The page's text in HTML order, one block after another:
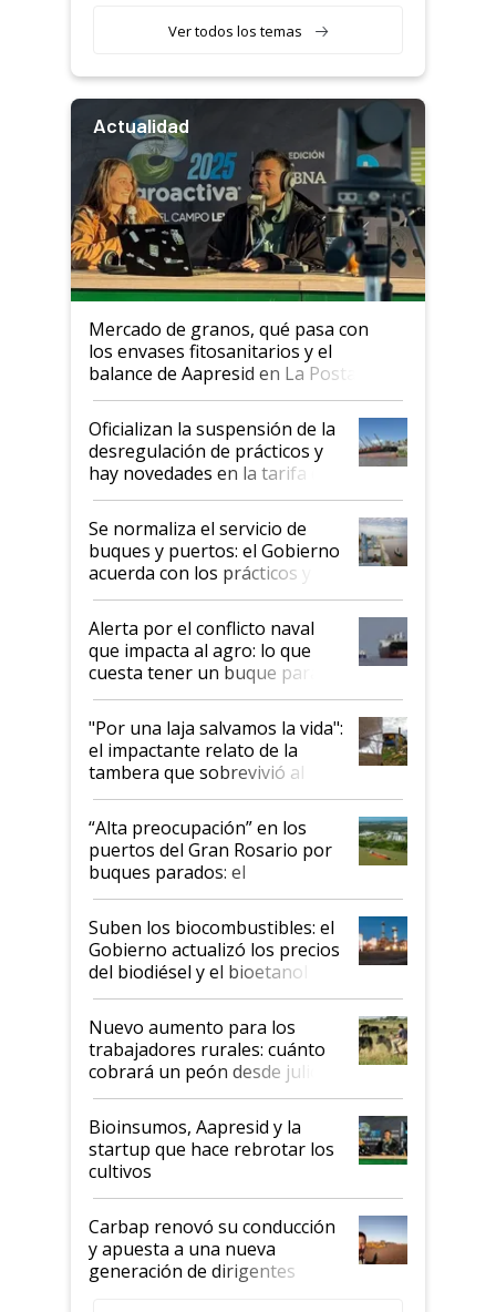
Ver todos los temas
Actualidad
Mercado de granos, qué pasa con
los envases fitosanitarios y el
balance de Aapresid en La Posta
Oficializan la suspensión de la
desregulación de prácticos y
hay novedades en la tarifa de
la hidrovía
Se normaliza el servicio de
buques y puertos: el Gobierno
acuerda con los prácticos y
suspende el decreto de
desregulación
Alerta por el conflicto naval
que impacta al agro: lo que
cuesta tener un buque parado
y el peligro de que Argentina
pase a ser "país sucio"
"Por una laja salvamos la vida":
el impactante relato de la
tambera que sobrevivió al
tornado
“Alta preocupación” en los
puertos del Gran Rosario por
buques parados: el
funcionamiento de las
exportadoras en tensión tras
la medida de fuerza de los
prácticos
Suben los biocombustibles: el
Gobierno actualizó los precios
del biodiésel y el bioetanol
Nuevo aumento para los
trabajadores rurales: cuánto
cobrará un peón desde julio
Bioinsumos, Aapresid y la
startup que hace rebrotar los
cultivos
Carbap renovó su conducción
y apuesta a una nueva
generación de dirigentes